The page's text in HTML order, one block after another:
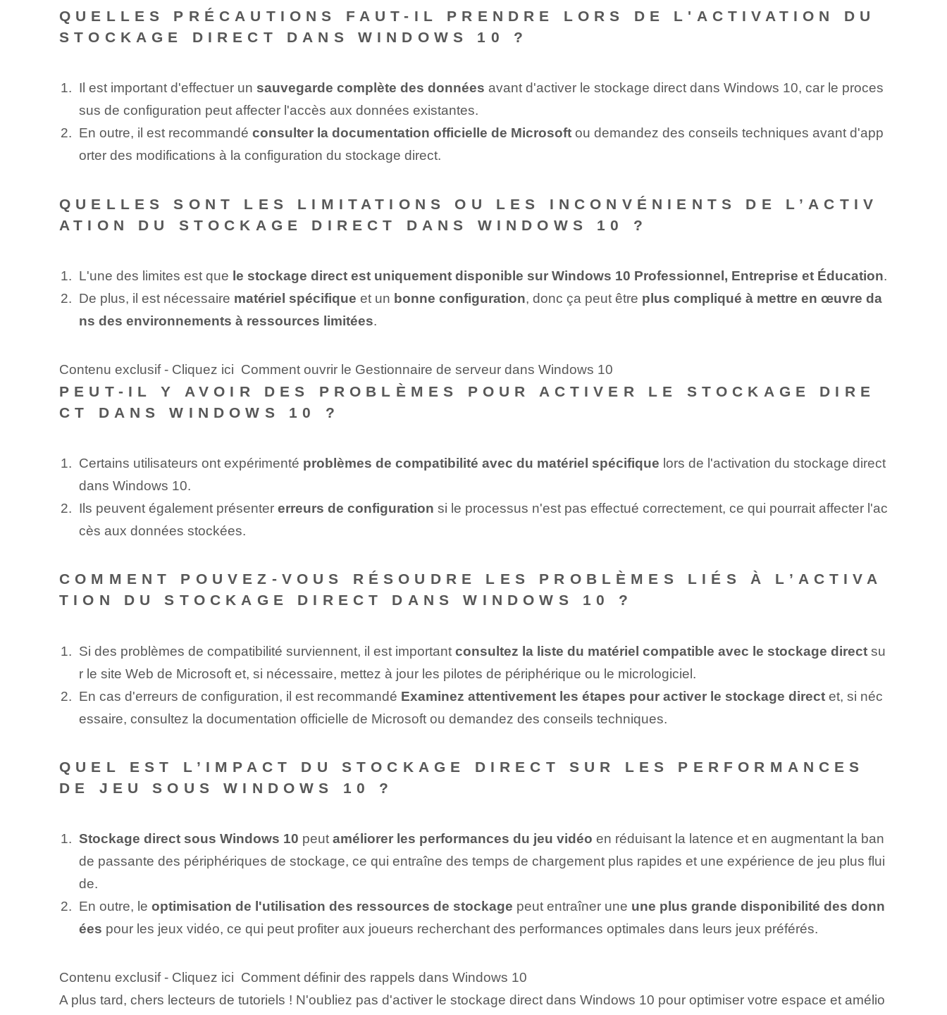
QUELLES PRÉCAUTIONS FAUT-IL PRENDRE LORS DE L'ACTIVATION DU
STOCKAGE DIRECT DANS WINDOWS 10 ?
Il est important d'effectuer un sauvegarde complète des données avant d'activer le stockage direct dans Windows 10, car le proces
sus de configuration peut affecter l'accès aux données existantes.
En outre, il est recommandé consulter la documentation officielle de Microsoftou demandez des conseils techniques avant d'app
orter des modifications à la configuration du stockage direct.
QUELLES SONT LES LIMITATIONS OU LES INCONVÉNIENTS DE L’ACTIV
ATION DU STOCKAGE DIRECT DANS WINDOWS 10 ?
L'une des limites est que le stockage direct est uniquement disponible sur Windows 10 Professionnel, Entreprise et Éducation.
De plus, il est nécessaire matériel spécifique et un bonne configuration, donc ça peut être plus compliqué à mettre en œuvre da
ns des environnements à ressources limitées.
Contenu exclusif - Cliquez ici Comment ouvrir le Gestionnaire de serveur dans Windows 10
PEUT-IL Y AVOIR DES PROBLÈMES POUR ACTIVER LE STOCKAGE DIRE
CT DANS WINDOWS 10 ?
Certains utilisateurs ont expérimenté problèmes de compatibilité avec du matériel spécifique lors de l'activation du stockage direct
dans Windows 10.
Ils peuvent également présenter erreurs de configuration si le processus n'est pas effectué correctement, ce qui pourrait affecter l'ac
cès aux données stockées.
COMMENT POUVEZ-VOUS RÉSOUDRE LES PROBLÈMES LIÉS À L’ACTIVA
TION DU STOCKAGE DIRECT DANS WINDOWS 10 ?
Si des problèmes de compatibilité surviennent, il est important consultez la liste du matériel compatible avec le stockage directsu
r le site Web de Microsoft et, si nécessaire, mettez à jour les pilotes de périphérique ou le micrologiciel.
En cas d'erreurs de configuration, il est recommandé Examinez attentivement les étapes pour activer le stockage directet, si néc
essaire, consultez la documentation officielle de Microsoft ou demandez des conseils techniques.
QUEL EST L’IMPACT DU STOCKAGE DIRECT SUR LES PERFORMANCES
DE JEU SOUS WINDOWS 10 ?
Stockage direct sous Windows 10 peut améliorer les performances du jeu vidéo en réduisant la latence et en augmentant la ban
de passante des périphériques de stockage, ce qui entraîne des temps de chargement plus rapides et une expérience de jeu plus flui
de.
En outre, le optimisation de l'utilisation des ressources de stockage peut entraîner une une plus grande disponibilité des donn
ées pour les jeux vidéo, ce qui peut profiter aux joueurs recherchant des performances optimales dans leurs jeux préférés.
Contenu exclusif - Cliquez ici Comment définir des rappels dans Windows 10
A plus tard, chers lecteurs de tutoriels ! N'oubliez pas d'activer le stockage direct dans Windows 10 pour optimiser votre espace et amélio